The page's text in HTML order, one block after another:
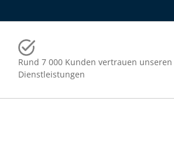
Rund 7 000 Kunden vertrauen unseren
Dienstleistungen